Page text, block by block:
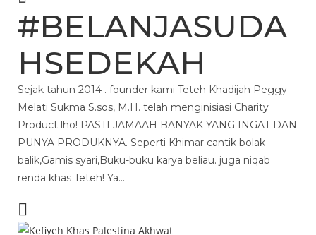
#BELANJASUDA
HSEDEKAH
Sejak tahun 2014 . founder kami Teteh Khadijah Peggy
Melati Sukma S.sos, M.H. telah menginisiasi Charity
Product lho! PASTI JAMAAH BANYAK YANG INGAT DAN
PUNYA PRODUKNYA. Seperti Khimar cantik bolak
balik,Gamis syari,Buku-buku karya beliau. juga niqab
renda khas Teteh! Ya…